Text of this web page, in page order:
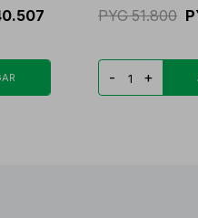
PYG 51.800
- +